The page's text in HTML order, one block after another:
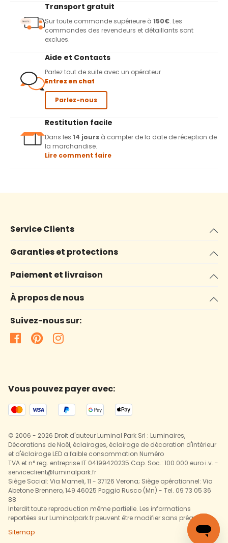
Transport gratuit
Sur toute commande supérieure à 150€. Les
commandes des revendeurs et détaillants sont
exclues.
Aide et Contacts
Parlez tout de suite avec un opérateur
Entrez en chat
Parlez-nous
Restitution facile
Dans les 14 jours à compter de la date de réception de
la marchandise.
Lire comment faire
Service Clients
Garanties et protections
Paiement et livraison
À propos de nous
Suivez-nous sur:
Vous pouvez payer avec:
© 2006 - 2026 Droit d'auteur Luminal Park Srl : Luminaires,
Décorations de Noël, éclairages, éclairage de décoration d'intérieur
et d'éclairage LED a faible consommation Numéro
TVA et n° reg. entreprise IT 04199420235 Cap. Soc.: 100.000 euro i.v. -
serviceclient@luminalpark.fr
Siège Social: Via Mameli, 11 - 37126 Verona; Siège opérationnel: Via
Abetone Brennero, 149 46025 Poggio Rusco (Mn) - Tel. 09 73 05 36
88
Interdit toute reproduction même partielle. Les informations
reportées sur Luminalpark.fr peuvent être modifier sans préavis.
Sitemap